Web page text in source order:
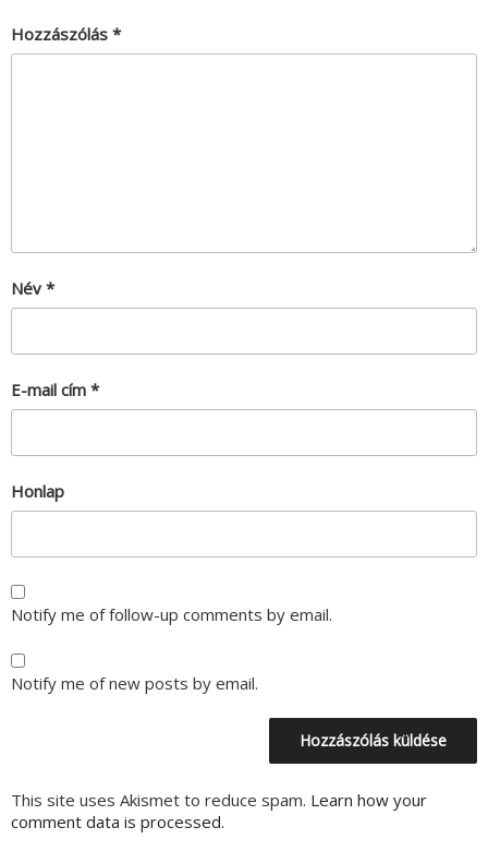
Hozzászólás *
Név *
E-mail cím *
Honlap
Notify me of follow-up comments by email.
Notify me of new posts by email.
This site uses Akismet to reduce spam. Learn how your
comment data is processed.